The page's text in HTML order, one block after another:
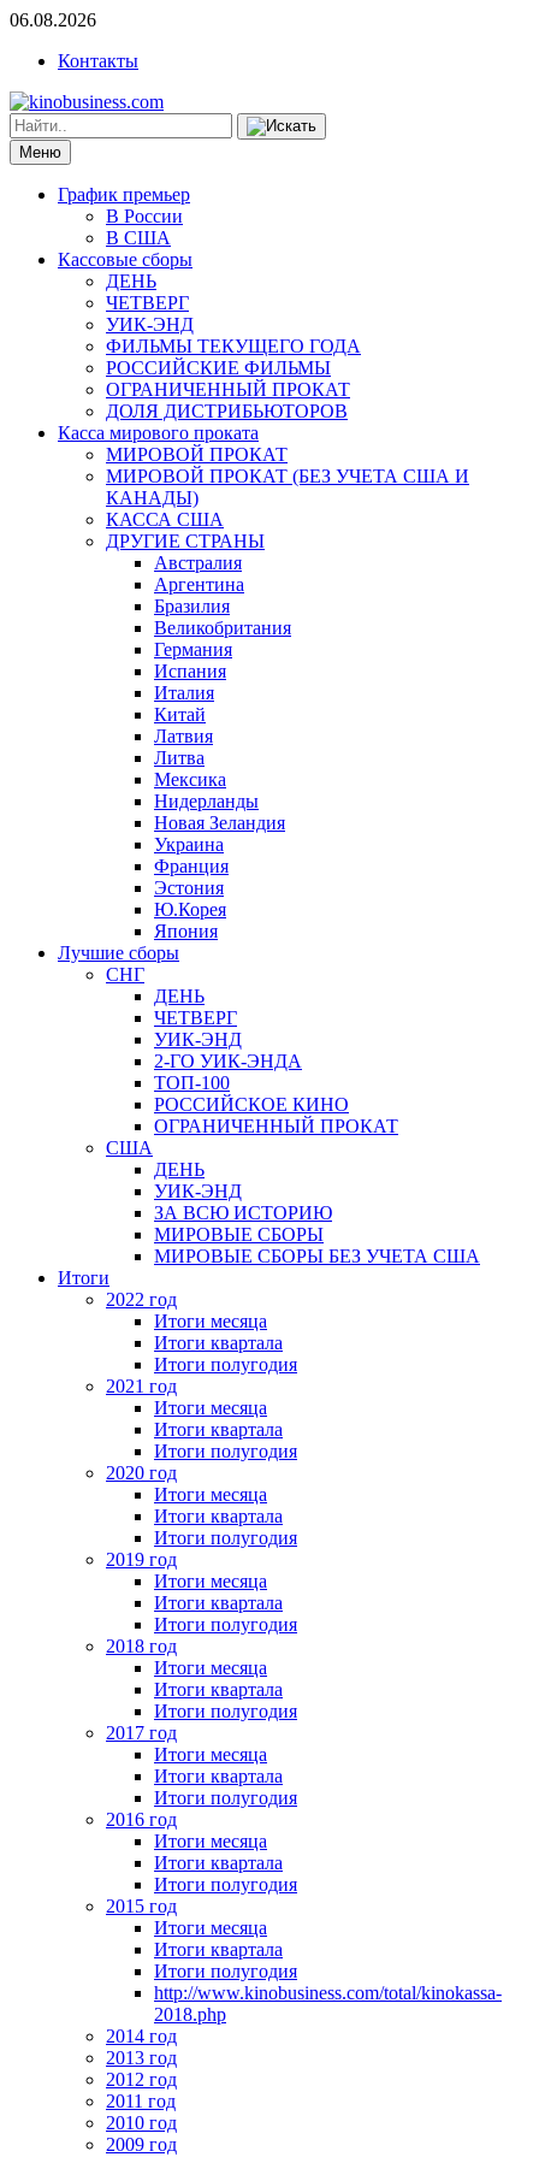
06.08.2026
Контакты
Меню
График премьер
В России
В США
Кассовые сборы
ДЕНЬ
ЧЕТВЕРГ
УИК-ЭНД
ФИЛЬМЫ ТЕКУЩЕГО ГОДА
РОССИЙСКИЕ ФИЛЬМЫ
ОГРАНИЧЕННЫЙ ПРОКАТ
ДОЛЯ ДИСТРИБЬЮТОРОВ
Касса мирового проката
МИРОВОЙ ПРОКАТ
МИРОВОЙ ПРОКАТ (БЕЗ УЧЕТА США И
КАНАДЫ)
КАССА США
ДРУГИЕ СТРАНЫ
Австралия
Аргентина
Бразилия
Великобритания
Германия
Испания
Италия
Китай
Латвия
Литва
Мексика
Нидерланды
Новая Зеландия
Украина
Франция
Эстония
Ю.Корея
Япония
Лучшие сборы
СНГ
ДЕНЬ
ЧЕТВЕРГ
УИК-ЭНД
2-ГО УИК-ЭНДА
ТОП-100
РОССИЙСКОЕ КИНО
ОГРАНИЧЕННЫЙ ПРОКАТ
США
ДЕНЬ
УИК-ЭНД
ЗА ВСЮ ИСТОРИЮ
МИРОВЫЕ СБОРЫ
МИРОВЫЕ СБОРЫ БЕЗ УЧЕТА США
Итоги
2022 год
Итоги месяца
Итоги квартала
Итоги полугодия
2021 год
Итоги месяца
Итоги квартала
Итоги полугодия
2020 год
Итоги месяца
Итоги квартала
Итоги полугодия
2019 год
Итоги месяца
Итоги квартала
Итоги полугодия
2018 год
Итоги месяца
Итоги квартала
Итоги полугодия
2017 год
Итоги месяца
Итоги квартала
Итоги полугодия
2016 год
Итоги месяца
Итоги квартала
Итоги полугодия
2015 год
Итоги месяца
Итоги квартала
Итоги полугодия
http://www.kinobusiness.com/total/kinokassa-
2018.php
2014 год
2013 год
2012 год
2011 год
2010 год
2009 год